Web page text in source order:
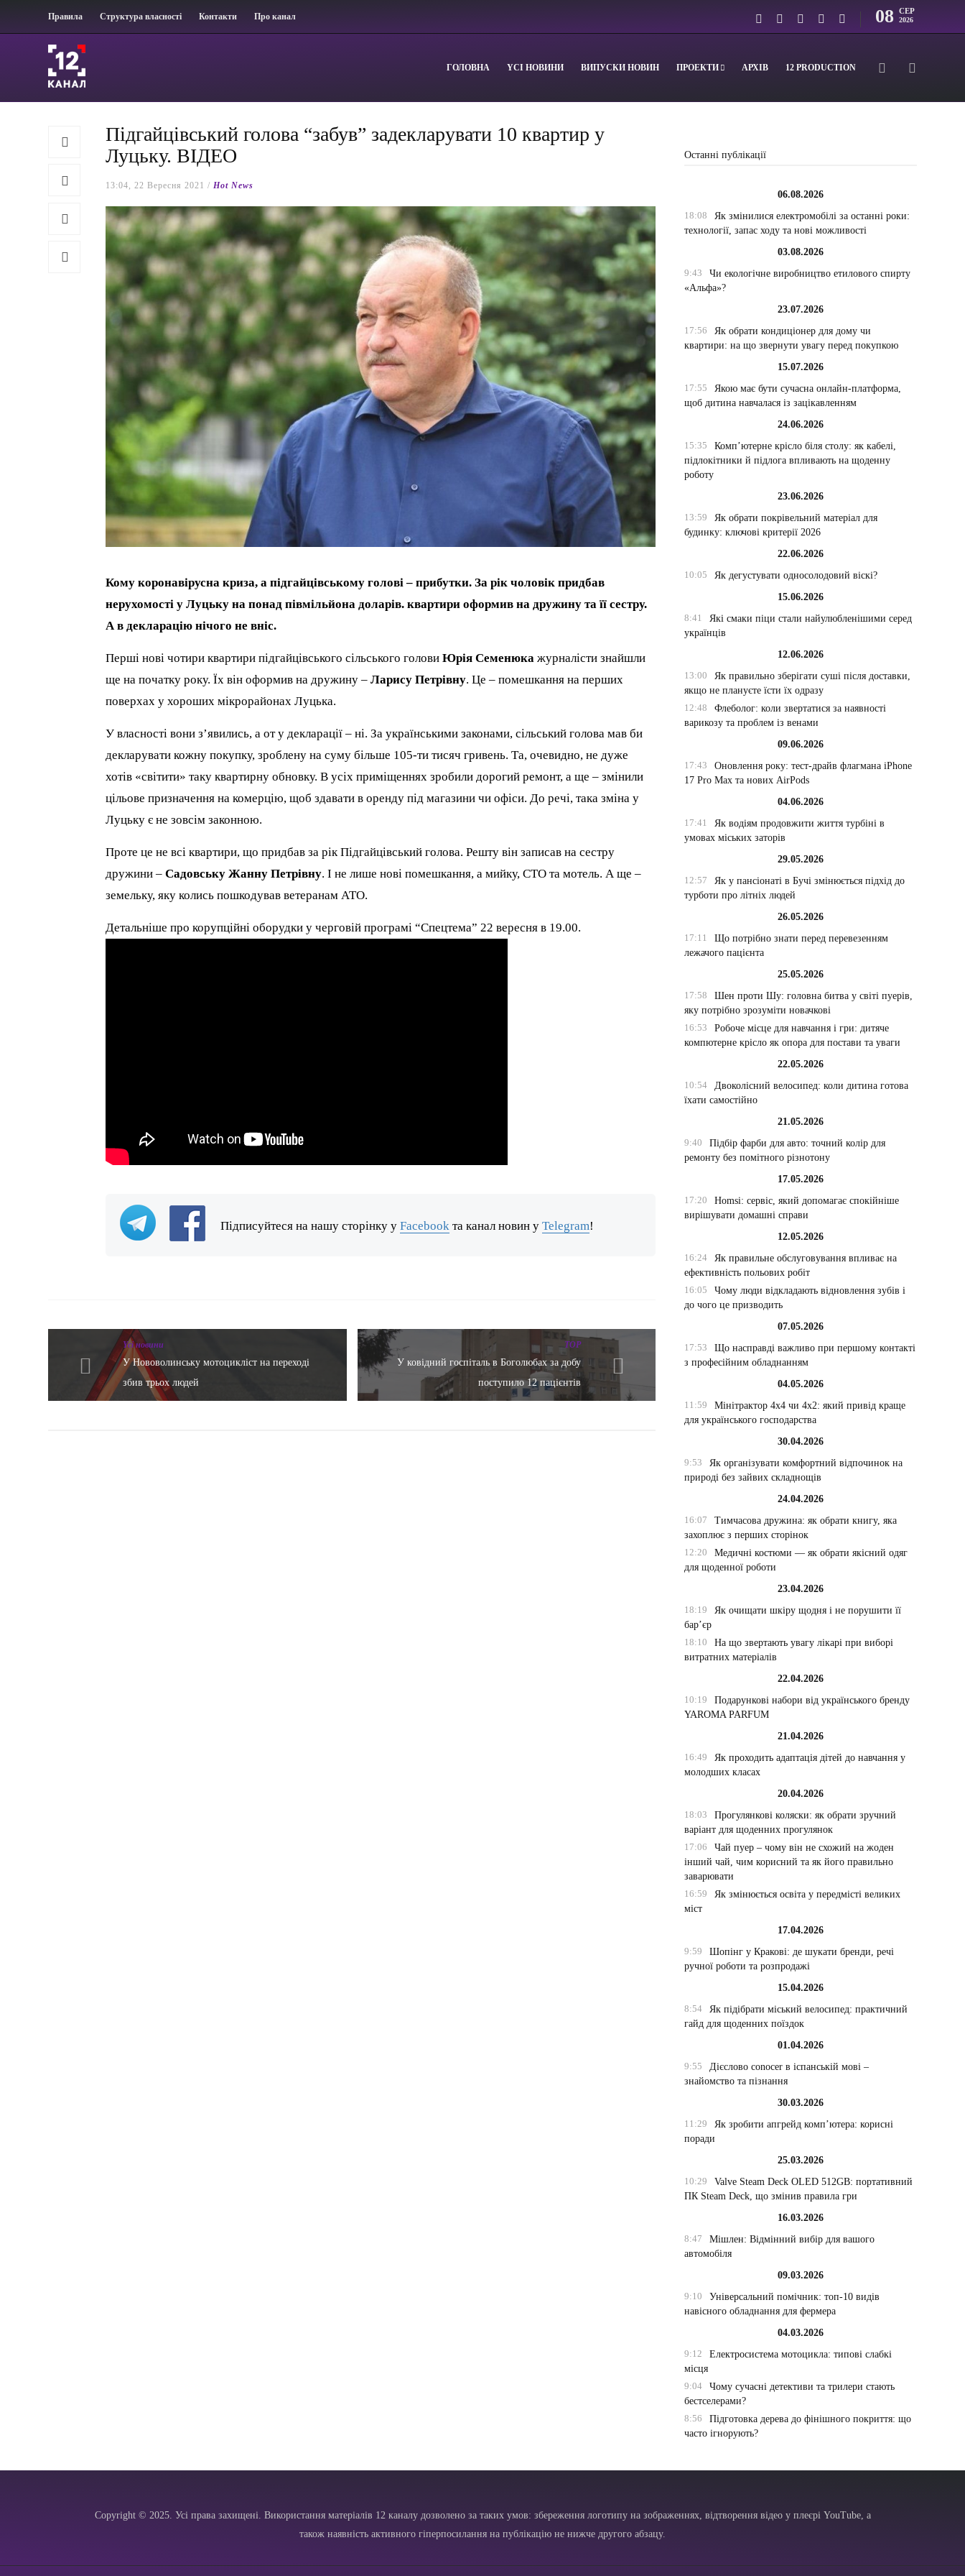
Правила Структура власності Контакти Про канал 08 СЕР
2026
ГОЛОВНА YСІ НОВИНИ ВИПУСКИ НОВИН ПРОЕКТИ АРХІВ 12 PRODUCTION
Підгайцівський голова “забув” задекларувати 10 квартир у
Луцьку. ВІДЕО
13:04, 22 Вересня 2021 /Hot News
Кому коронавірусна криза, а підгайцівському голові – прибутки. За рік чоловік придбав
нерухомості у Луцьку на понад півмільйона доларів. квартири оформив на дружину та її сестру.
А в декларацію нічого не вніс.
Перші нові чотири квартири підгайцівського сільського головиЮрія Семенюка журналісти знайшли
ще на початку року. Їх він оформив на дружину –Ларису Петрівну. Це – помешкання на перших
поверхах у хороших мікрорайонах Луцька.
У власності вони з’явились, а от у декларації – ні. За українськими законами, сільський голова мав би
декларувати кожну покупку, зроблену на суму більше 105-ти тисяч гривень. Та, очевидно, не дуже
хотів «світити» таку квартирну обновку. В усіх приміщеннях зробили дорогий ремонт, а ще – змінили
цільове призначення на комерцію, щоб здавати в оренду під магазини чи офіси. До речі, така зміна у
Луцьку є не зовсім законною.
Проте це не всі квартири, що придбав за рік Підгайцівський голова. Решту він записав на сестру
дружини –Садовську Жанну Петрівну. І не лише нові помешкання, а мийку, СТО та мотель. А ще –
земельку, яку колись пошкодував ветеранам АТО.
Детальніше про корупційні оборудки у черговій програмі “Спецтема” 22 вересня в 19.00.
Підписуйтеся на нашу сторінку уFacebook та канал новин уTelegram!
Yсі новини
У Нововолинську мотоцикліст на переході
збив трьох людей
TOP
У ковідний госпіталь в Боголюбах за добу
поступило 12 пацієнтів
Останні публікації
06.08.2026
18:08
Як змінилися електромобілі за останні роки:
технології, запас ходу та нові можливості
03.08.2026
9:43
Чи екологічне виробництво етилового спирту
«Альфа»?
23.07.2026
17:56
Як обрати кондиціонер для дому чи
квартири: на що звернути увагу перед покупкою
15.07.2026
17:55
Якою має бути сучасна онлайн-платформа,
щоб дитина навчалася із зацікавленням
24.06.2026
15:35
Комп’ютерне крісло біля столу: як кабелі,
підлокітники й підлога впливають на щоденну
роботу
23.06.2026
13:59
Як обрати покрівельний матеріал для
будинку: ключові критерії 2026
22.06.2026
10:05
Як дегустувати односолодовий віскі?
15.06.2026
8:41
Які смаки піци стали найулюбленішими серед
українців
12.06.2026
13:00
Як правильно зберігати суші після доставки,
якщо не плануєте їсти їх одразу
12:48
Флеболог: коли звертатися за наявності
варикозу та проблем із венами
09.06.2026
17:43
Оновлення року: тест-драйв флагмана iPhone
17 Pro Max та нових AirPods
04.06.2026
17:41
Як водіям продовжити життя турбіні в
умовах міських заторів
29.05.2026
12:57
Як у пансіонаті в Бучі змінюється підхід до
турботи про літніх людей
26.05.2026
17:11
Що потрібно знати перед перевезенням
лежачого пацієнта
25.05.2026
17:58
Шен проти Шу: головна битва у світі пуерів,
яку потрібно зрозуміти новачкові
16:53
Робоче місце для навчання і гри: дитяче
компютерне крісло як опора для постави та уваги
22.05.2026
10:54
Двоколісний велосипед: коли дитина готова
їхати самостійно
21.05.2026
9:40
Підбір фарби для авто: точний колір для
ремонту без помітного різнотону
17.05.2026
17:20
Homsi: сервіс, який допомагає спокійніше
вирішувати домашні справи
12.05.2026
16:24
Як правильне обслуговування впливає на
ефективність польових робіт
16:05
Чому люди відкладають відновлення зубів і
до чого це призводить
07.05.2026
17:53
Що насправді важливо при першому контакті
з професійним обладнанням
04.05.2026
11:59
Мінітрактор 4х4 чи 4х2: який привід краще
для українського господарства
30.04.2026
9:53
Як організувати комфортний відпочинок на
природі без зайвих складнощів
24.04.2026
16:07
Тимчасова дружина: як обрати книгу, яка
захоплює з перших сторінок
12:20
Медичні костюми — як обрати якісний одяг
для щоденної роботи
23.04.2026
18:19
Як очищати шкіру щодня і не порушити її
бар’єр
18:10
На що звертають увагу лікарі при виборі
витратних матеріалів
22.04.2026
10:19
Подарункові набори від українського бренду
YAROMA PARFUM
21.04.2026
16:49
Як проходить адаптація дітей до навчання у
молодших класах
20.04.2026
18:03
Прогулянкові коляски: як обрати зручний
варіант для щоденних прогулянок
17:06
Чай пуер – чому він не схожий на жоден
інший чай, чим корисний та як його правильно
заварювати
16:59
Як змінюється освіта у передмісті великих
міст
17.04.2026
9:59
Шопінг у Кракові: де шукати бренди, речі
ручної роботи та розпродажі
15.04.2026
8:54
Як підібрати міський велосипед: практичний
гайд для щоденних поїздок
01.04.2026
9:55
Дієслово conocer в іспанській мові –
знайомство та пізнання
30.03.2026
11:29
Як зробити апгрейд комп’ютера: корисні
поради
25.03.2026
10:29
Valve Steam Deck OLED 512GB: портативний
ПК Steam Deck, що змінив правила гри
16.03.2026
8:47
Мішлен: Відмінний вибір для вашого
автомобіля
09.03.2026
9:10
Універсальний помічник: топ-10 видів
навісного обладнання для фермера
04.03.2026
9:12
Електросистема мотоцикла: типові слабкі
місця
9:04
Чому сучасні детективи та трилери стають
бестселерами?
8:56
Підготовка дерева до фінішного покриття: що
часто ігнорують?
Copyright © 2025. Усі права захищені. Використання матеріалів 12 каналу дозволено за таких умов: збереження логотипу на зображеннях, відтворення відео у плеєрі YouTube, а
також наявність активного гіперпосилання на публікацію не нижче другого абзацу.